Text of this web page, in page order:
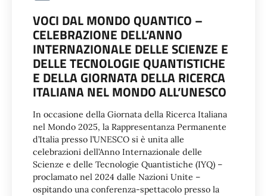
VOCI DAL MONDO QUANTICO –
CELEBRAZIONE DELL’ANNO
INTERNAZIONALE DELLE SCIENZE E
DELLE TECNOLOGIE QUANTISTICHE
E DELLA GIORNATA DELLA RICERCA
ITALIANA NEL MONDO ALL’UNESCO
In occasione della Giornata della Ricerca Italiana
nel Mondo 2025, la Rappresentanza Permanente
d’Italia presso l’UNESCO si è unita alle
celebrazioni dell’Anno Internazionale delle
Scienze e delle Tecnologie Quantistiche (IYQ) –
proclamato nel 2024 dalle Nazioni Unite –
ospitando una conferenza-spettacolo presso la